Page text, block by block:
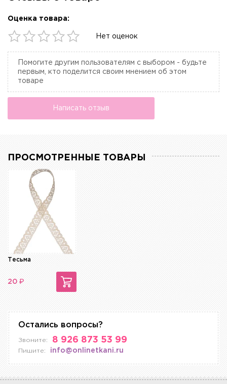
Оценка товара:
Нет оценок
Помогите другим пользователям с выбором - будьте
первым, кто поделится своим мнением об этом
товаре
Написать отзыв
ПРОСМОТРЕННЫЕ ТОВАРЫ
Тесьма
20 ₽
Остались вопросы?
Звоните: 8 926 873 53 99
Пишите: info@onlinetkani.ru